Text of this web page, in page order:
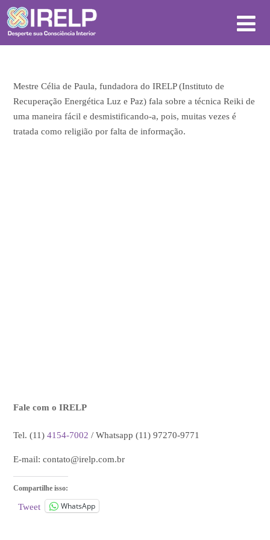
Mestre Célia de Paula, fundadora do IRELP (Instituto de
Recuperação Energética Luz e Paz) fala sobre a técnica Reiki de
uma maneira fácil e desmistificando-a, pois, muitas vezes é
tratada como religião por falta de informação.
Fale com o IRELP
Tel. (11) 4154-7002 / Whatsapp (11) 97270-9771
E-mail: contato@irelp.com.br
Compartilhe isso:
Tweet WhatsApp